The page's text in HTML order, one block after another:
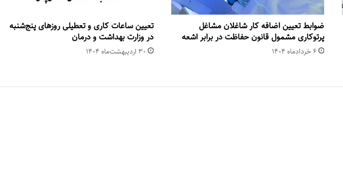
ضوابط تعیین اضافه کار شاغلان مشاغل
پرتوکاری مشمول قانون حفاظت در برابر اشعه
۶ خرداد‌ماه ۱۴۰۴
تعیین ساعات کاری و تعطیلی روزهای پنج‌شنبه
در وزارت بهداشت و درمان
۳۰ اردیبهشت‌ماه ۱۴۰۴